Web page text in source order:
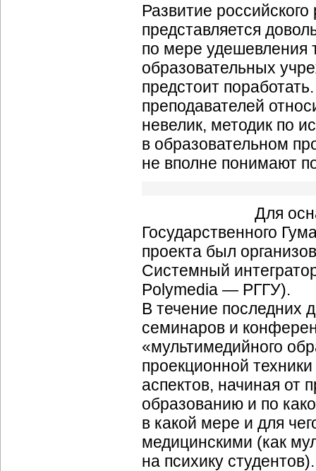
Развитие
представляется
по мере удешевления
образовательных
предстоит
преподавателей
невелик, методик по
в образовательном
не вполне понимают
Для
Государственного
проекта был
Системный
Polymedia — РГГУ).
В течение последних
семинаров и
«мультимедийного
проекционной
аспектов, начиная от
образованию и по
в какой мере и для
медицинскими (как
на психику студентов).